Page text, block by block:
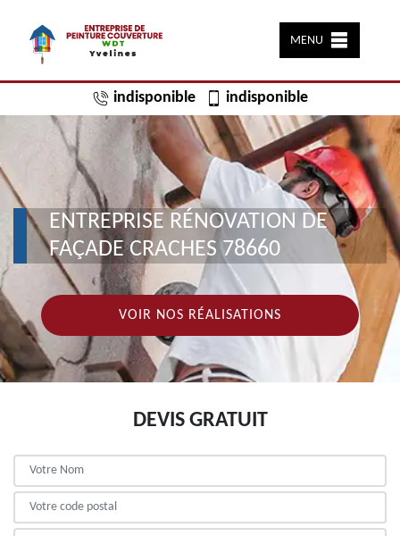
MENU
indisponible indisponible
ENTREPRISE RÉNOVATION DE
FAÇADE CRACHES 78660
VOIR NOS RÉALISATIONS
DEVIS GRATUIT